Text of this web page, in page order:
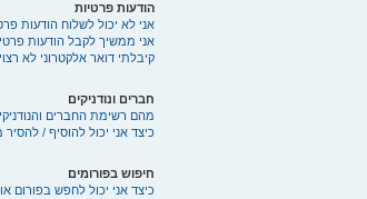
הודעות פרטיות
אני לא יכול לשלוח הודעות
אני ממשיך לקבל הודעות
קיבלתי דואר אלקטרוני לא
חברים ונודניקים
מהם רשימת החברים
כיצד אני יכול להוסיף /
חיפוש בפורומים
כיצד אני יכול לחפש בפורום